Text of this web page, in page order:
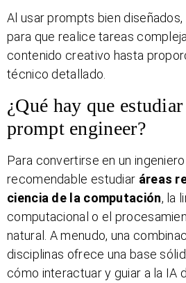
Al usar prompts bien
para que realice tareas
contenido creativo hasta
técnico detallado.
¿Qué hay que
prompt engineer?
Para convertirse en un
recomendable estudiar áreas
ciencia de la computación, la
computacional o el
natural. A menudo, una
disciplinas ofrece una base
cómo interactuar y guiar a la IA